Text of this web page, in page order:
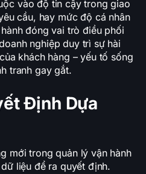
vào độ tin cậy trong giao
cầu, hay mức độ cá nhân
đóng vai trò điều phối
nghiệp duy trì sự hài
khách hàng – yếu tố sống
tranh gay gắt.
Định Dựa
mới trong quản lý vận hành
liệu để ra quyết định.